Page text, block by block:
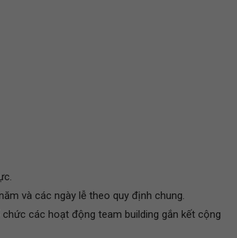
và các ngày lễ theo quy định chung.
các hoạt động team building gắn kết cộng